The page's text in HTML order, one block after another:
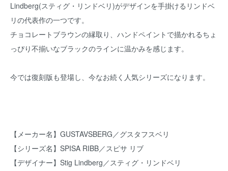
Lindberg(スティグ・リンドベリ)がデザインを手掛けるリンドベ
リの代表作の一つです。
チョコレートブラウンの縁取り、ハンドペイントで描かれるちょ
っぴり不揃いなブラックのラインに温かみを感じます。
今では復刻版も登場し、今なお続く人気シリーズになります。
【メーカー名】GUSTAVSBERG／グスタフスベリ
【シリーズ名】SPISA RIBB／スピサ リブ
【デザイナー】Stig Lindberg／スティグ・リンドベリ